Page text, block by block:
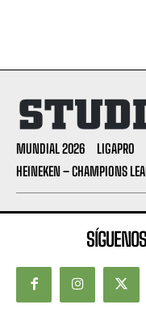
MUNDIAL 2026 LIGAPRO
HEINEKEN – CHAMPIONS